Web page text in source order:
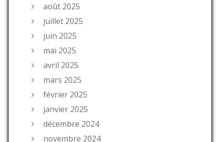
août 2025
juillet 2025
juin 2025
mai 2025
avril 2025
mars 2025
février 2025
janvier 2025
décembre 2024
novembre 2024